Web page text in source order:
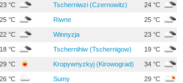
23 °C Tscherniwzi (Czernowitz) 24 °C
25 °C Riwne 25 °C
22 °C Winnyzja 23 °C
18 °C Tschernihiw (Tschernigow) 19 °C
29 °C Kropywnyzkyj (Kirowograd) 34 °C
26 °C Sumy 29 °C